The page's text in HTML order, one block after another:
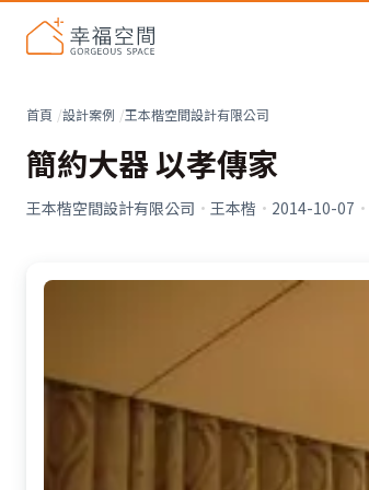
首頁 設計案例 王本楷空間設計有限公司
簡約大器 以孝傳家
王本楷空間設計有限公司 · 王本楷 · 2014-10-07 ·